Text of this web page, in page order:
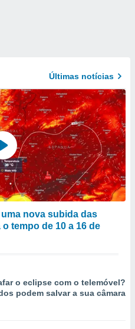
Últimas notícias
nova subida das
tempo de 10 a 16 de
o eclipse com o telemóvel?
podem salvar a sua câmara